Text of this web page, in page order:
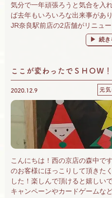
気分で一年頑張ろうと気合を入
ば去年もいろいろな出来事があ
JR奈良駅前店の2店舗がリニュ
続き
ここが変わったでＳＨＯＷ！
2020.12.9 元気
こんにちは！西の京店の森中で
のお客様にほっこりして頂きた
した！楽しんで頂けると嬉しい
キャンペーンやカードゲームな